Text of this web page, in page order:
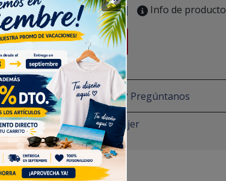
Guía de tallas | Info de producto
Empieza a Diseñar
¿Tienes alguna duda? Pregúntanos
Camiseta Premium Mujer